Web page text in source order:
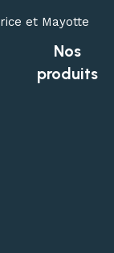
et Mayotte
Nos
produits